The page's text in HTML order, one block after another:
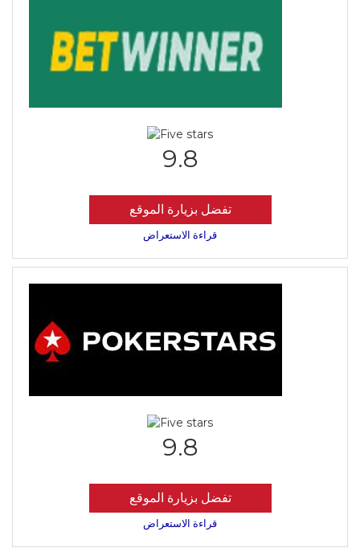
9.8
تفضل بزيارة الموقع
قراءة الاستعراض
9.8
تفضل بزيارة الموقع
قراءة الاستعراض